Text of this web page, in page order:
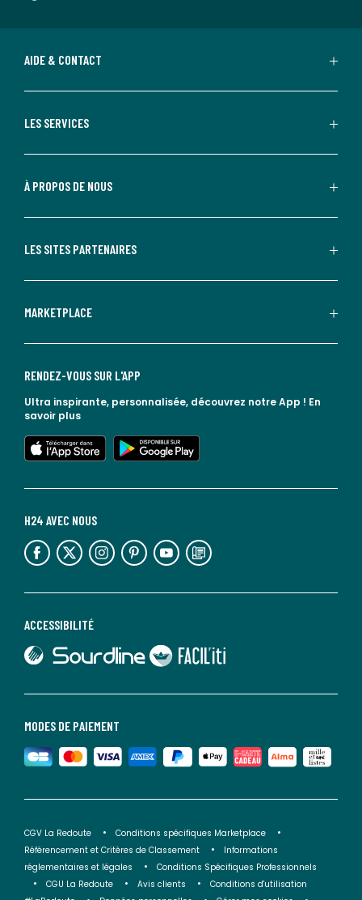
AIDE & CONTACT
LES SERVICES
À PROPOS DE NOUS
LES SITES PARTENAIRES
MARKETPLACE
MODES DE PAIEMENT
ACCESSIBILITÉ
lien vers Sourdline
lien vers Faciliti
H24 AVEC NOUS
lien vers l'espace réseaux sociaux lien vers l'espace réseaux sociaux lien vers l'espace réseaux sociaux lien vers l'espace réseaux sociaux lien vers l'espace réseaux sociaux lien vers le blog la redoute
RENDEZ-VOUS SUR L'APP
Ultra inspirante, personnalisée, découvrez notre App ! En
savoir plus
lien vers l'app store
lien vers google play
CGV La Redoute
Conditions spécifiques Marketplace
Référencement et Critères de Classement
Informations
réglementaires et légales
Conditions Spécifiques Professionnels
CGU La Redoute
Avis clients
Conditions d'utilisation